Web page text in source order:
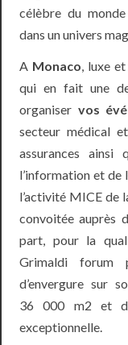
célèbre du
dans un univers
A Monaco, luxe
qui en fait une
organiser vos
secteur médical
assurances ainsi
l’information et de
l’activité MICE de
convoitée auprès
part, pour la
Grimaldi forum
d’envergure sur
36 000 m2 et
exceptionnelle.